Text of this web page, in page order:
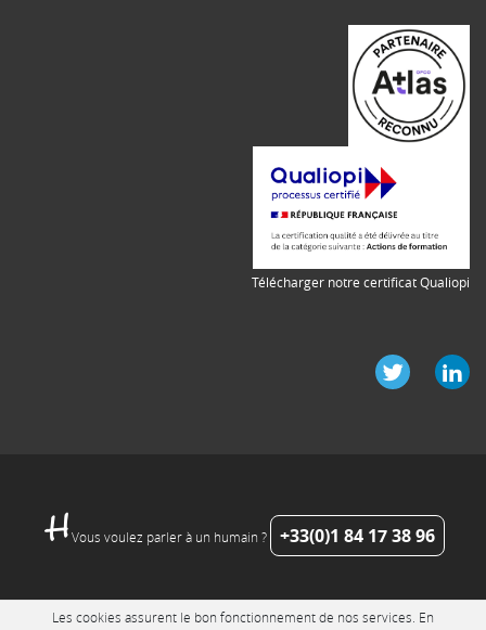
Télécharger notre certificat Qualiopi
Vous voulez parler à un humain ? +33(0)1 84 17 38 96
Les cookies assurent le bon fonctionnement de nos services. En